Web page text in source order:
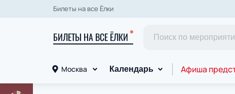
Билеты на все Ёлки
БИЛЕТЫ НА ВСЕ ЁЛКИ
Москва Календарь Афиша